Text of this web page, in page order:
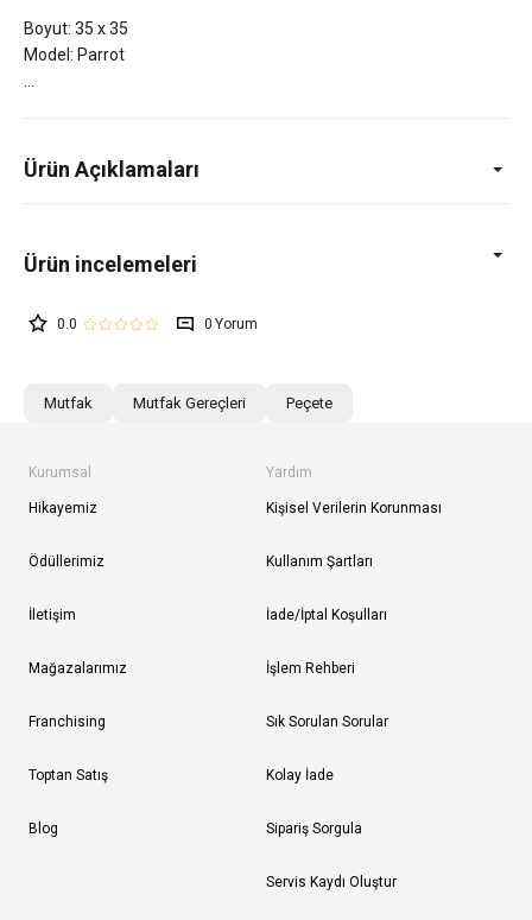
Boyut: 35 x 35
Model: Parrot
Ürün Açıklamaları
0.0 0
Mutfak Mutfak Gereçleri Peçete
Kurumsal
Hikayemiz
Ödüllerimiz
İletişim
Mağazalarımız
Franchising
Toptan Satış
Blog
Yardım
Kişisel Verilerin Korunması
Kullanım Şartları
İade/İptal Koşulları
İşlem Rehberi
Sık Sorulan Sorular
Kolay İade
Sipariş Sorgula
Servis Kaydı Oluştur